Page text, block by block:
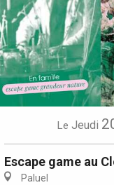
Le Jeudi
Escape game au
Paluel